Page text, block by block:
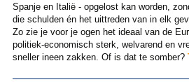
Spanje en Italië - opgelost kan worden,
die schulden én het uittreden van in elk
Zo zie je voor je ogen het ideaal van de
politiek-economisch sterk, welvarend en
sneller ineen zakken. Of is dat te somber?